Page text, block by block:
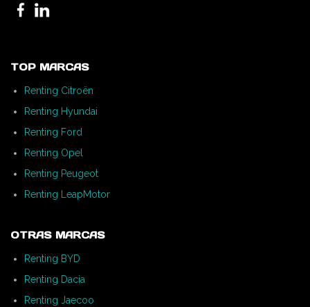
TOP MARCAS
Renting Citroën
Renting Hyundai
Renting Ford
Renting Opel
Renting Peugeot
Renting LeapMotor
OTRAS MARCAS
Renting BYD
Renting Dacia
Renting Jaecoo